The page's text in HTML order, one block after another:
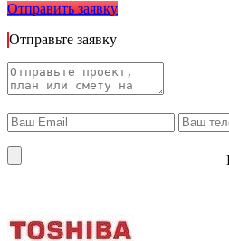
Отправить заявку
Отправьте заявку